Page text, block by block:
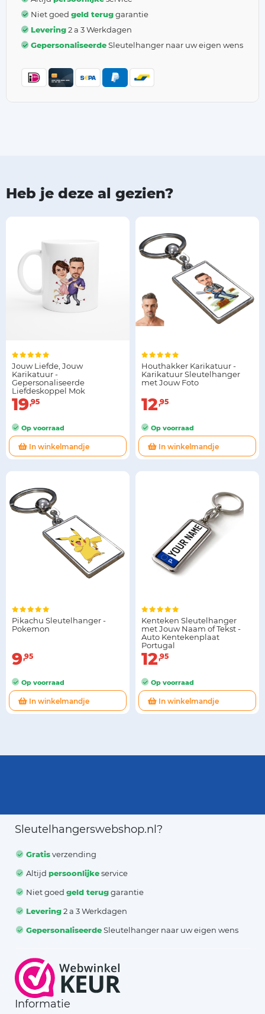
Niet goed geld teruggarantie
Levering2 a 3 Werkdagen
GepersonaliseerdeSleutelhanger naar uw eigen wens
Heb je deze al gezien?
Jouw Liefde, Jouw
Karikatuur -
Gepersonaliseerde
Liefdeskoppel Mok
19 95
Op voorraad
In winkelmandje
Houthakker Karikatuur -
Karikatuur Sleutelhanger
met Jouw Foto
12 95
Op voorraad
In winkelmandje
Pikachu Sleutelhanger -
Pokemon
9 95
Op voorraad
In winkelmandje
Kenteken Sleutelhanger
met Jouw Naam of Tekst -
Auto Kentekenplaat
Portugal
12 95
Op voorraad
In winkelmandje
Sleutelhangerswebshop.nl?
Gratisverzending
Altijdpersoonlijkeservice
Niet goedgeld teruggarantie
Levering2 a 3 Werkdagen
GepersonaliseerdeSleutelhanger naar uw eigen wens
Informatie